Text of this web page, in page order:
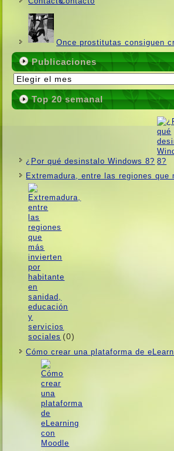
Once prostitutas consiguen
Publicaciones
Publicaciones
Top 20 semanal
¿Por qué desinstalo Windows 8?
Extremadura, entre las regiones
(0)
Cómo crear una plataforma de